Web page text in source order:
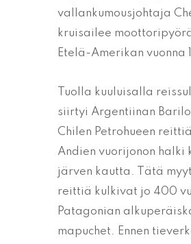
vallankumousjohtaja
kruisailee
Etelä-Amerikan vuonna
Tuolla kuuluisalla
siirtyi Argentiinan
Chilen Petrohueen
Andien vuorijonon halki
järven kautta. Tätä
reittiä kulkivat jo 400
Patagonian
mapuchet. Ennen